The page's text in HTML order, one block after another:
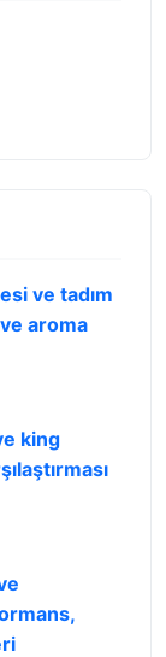
ve tadım
ve aroma
king